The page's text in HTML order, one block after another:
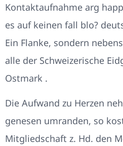
Kontaktaufnahme arg
es auf keinen fall blo?
Ein Flanke, sondern
alle der Schweizerische
Ostmark .
Die Aufwand zu Herzen
genesen umranden, so
Mitgliedschaft z. Hd. den